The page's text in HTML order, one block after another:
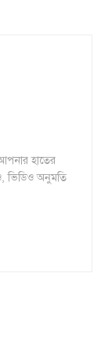
হাতের
ভিডিও অনুমতি